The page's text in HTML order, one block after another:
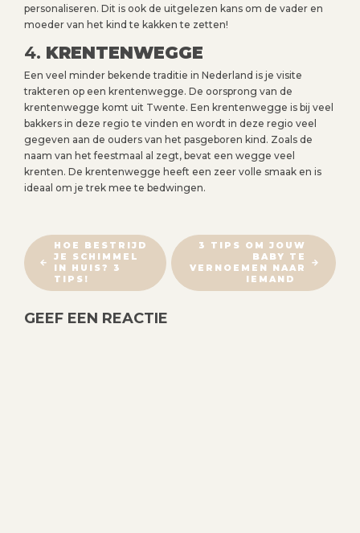
personaliseren. Dit is ook de uitgelezen kans om de vader en
moeder van het kind te kakken te zetten!
4. KRENTENWEGGE
Een veel minder bekende traditie in Nederland is je visite
trakteren op een krentenwegge. De oorsprong van de
krentenwegge komt uit Twente. Een krentenwegge is bij veel
bakkers in deze regio te vinden en wordt in deze regio veel
gegeven aan de ouders van het pasgeboren kind. Zoals de
naam van het feestmaal al zegt, bevat een wegge veel
krenten. De krentenwegge heeft een zeer volle smaak en is
ideaal om je trek mee te bedwingen.
B
E
R
C
HOE BESTRIJD
JE SCHIMMEL
IN HUIS? 3
TIPS!
3 TIPS OM JOUW
BABY TE
VERNOEMEN NAAR
IEMAND
GEEF EEN REACTIE